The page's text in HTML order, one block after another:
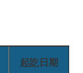
起訖日期